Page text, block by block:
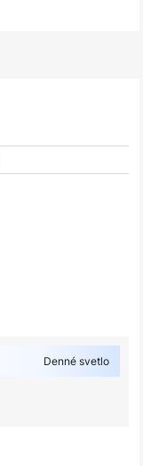
Denné svetlo